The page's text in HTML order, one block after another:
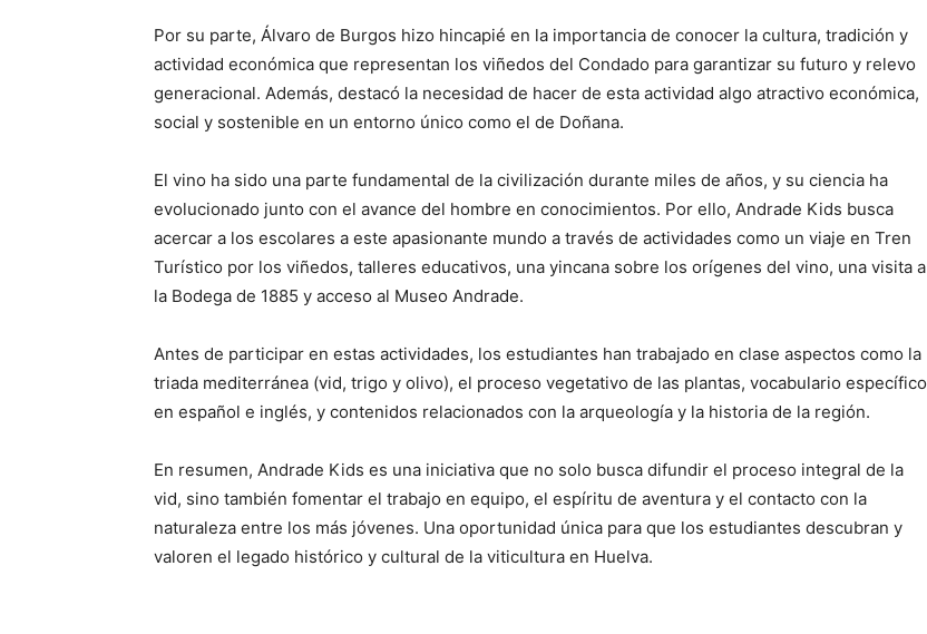
Por su parte, Álvaro de Burgos hizo hincapié en la importancia de conocer la cultura, tradición y
actividad económica que representan los viñedos del Condado para garantizar su futuro y relevo
generacional. Además, destacó la necesidad de hacer de esta actividad algo atractivo económica,
social y sostenible en un entorno único como el de Doñana.
El vino ha sido una parte fundamental de la civilización durante miles de años, y su ciencia ha
evolucionado junto con el avance del hombre en conocimientos. Por ello, Andrade Kids busca
acercar a los escolares a este apasionante mundo a través de actividades como un viaje en Tren
Turístico por los viñedos, talleres educativos, una yincana sobre los orígenes del vino, una visita a
la Bodega de 1885 y acceso al Museo Andrade.
Antes de participar en estas actividades, los estudiantes han trabajado en clase aspectos como la
triada mediterránea (vid, trigo y olivo), el proceso vegetativo de las plantas, vocabulario específico
en español e inglés, y contenidos relacionados con la arqueología y la historia de la región.
En resumen, Andrade Kids es una iniciativa que no solo busca difundir el proceso integral de la
vid, sino también fomentar el trabajo en equipo, el espíritu de aventura y el contacto con la
naturaleza entre los más jóvenes. Una oportunidad única para que los estudiantes descubran y
valoren el legado histórico y cultural de la viticultura en Huelva.